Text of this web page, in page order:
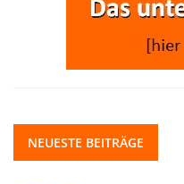
NEUESTE BEITRÄGE